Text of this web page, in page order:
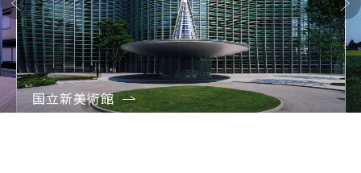
Previo
us
国立新美術館
Next